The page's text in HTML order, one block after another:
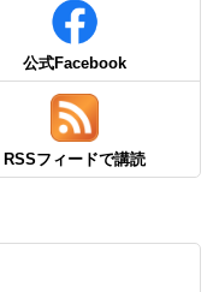
公式Facebook
RSSフィードで講読